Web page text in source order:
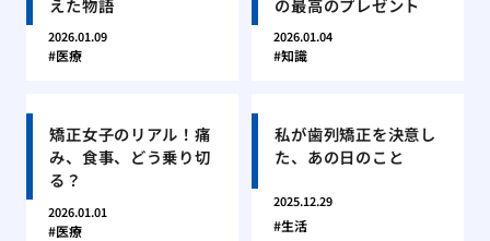
2026.01.09
医療
2026.01.04
知識
矯正女子のリアル！痛
み、食事、どう乗り切
る？
2026.01.01
医療
私が歯列矯正を決意し
た、あの日のこと
2025.12.29
生活